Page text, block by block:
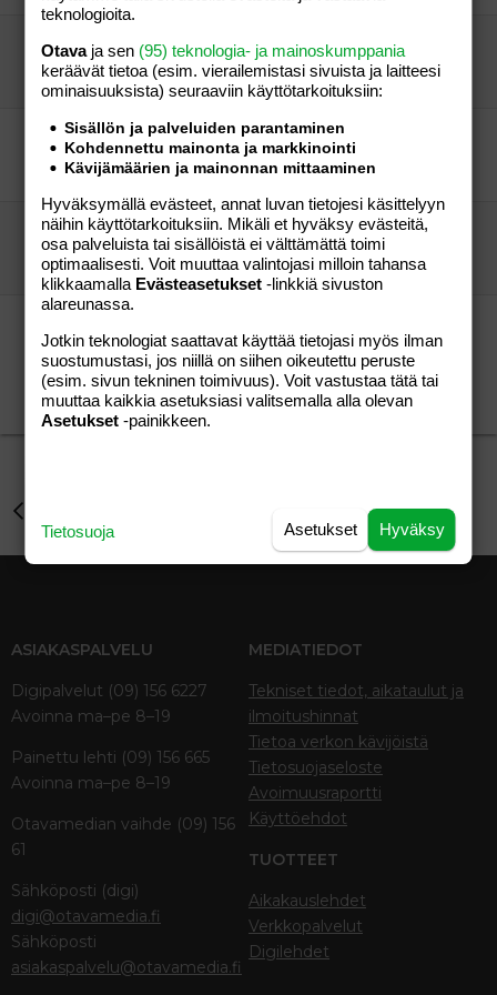
synnytyksen jälkeen
Pompo79
Perhe-elämä
Perhe-elämä
29.10.2006
joopenpoppoo
Vanhempainpäivärahan määrä...
Ozzy08 Perhe-elämä
0
Perhe-elämä
12.08.2009
Ozzy08
Veren vuoto yhdynnän jälkeen rv 30
hysteerimysteeri Perhe-elämä
1
Perhe-elämä
18.06.2018
.....
suhtautuneet jos olet poissa lasten sairastelun
takia?
kysymys Aihe vapaa
5
Aihe vapaa
09.10.2007
Kissansilmä
ASIAKASPALVELU
Digipalvelut (09) 156 6227
Avoinna ma–pe 8–19
Painettu lehti (09) 156 665
Avoinna ma–pe 8–19
Otavamedian vaihde (09) 156
61
Sähköposti (digi)
digi@otavamedia.fi
Sähköposti
asiakaspalvelu@otavamedia.fi
MEDIATIEDOT
Tekniset tiedot, aikataulut ja
ilmoitushinnat
Tietoa verkon kävijöistä
Tietosuojaseloste
Avoimuusraportti
Käyttöehdot
TUOTTEET
Aikakauslehdet
Verkkopalvelut
Digilehdet
teknologioita.
Otavaja sen (95) teknologia- ja mainoskumppania
keräävät tietoa (esim. vierailemis­tasi sivuista ja laitteesi
ominaisuuk­sista) seuraaviin käyttötarkoituksiin:
Sisällön ja palveluiden parantaminen
Kohdennettu mainonta ja markkinointi
Kävijämäärien ja mainonnan mittaaminen
Hyväksymällä evästeet, annat luvan tietojesi käsittelyyn
näihin käyttötarkoituksiin. Mikäli et hyväksy evästeitä,
osa palveluista tai sisällöistä ei välttämättä toimi
optimaalisesti. Voit muuttaa valintojasi milloin tahansa
klikkaamalla Evästeasetukset -linkkiä sivuston
alareunassa.
Jotkin teknologiat saattavat käyttää tietojasi myös ilman
suostumustasi, jos niillä on siihen oikeutettu peruste
(esim. sivun tekninen toimivuus). Voit vastustaa tätä tai
muuttaa kaikkia asetuksiasi valitsemalla alla olevan
Asetukset -painikkeen.
Hyväksy
Asetukset
Tietosuoja